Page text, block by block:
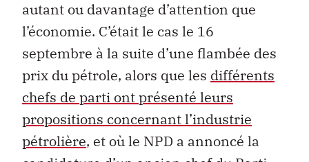
autant ou davantage d’attention que
l’économie. C’était le cas le 16
septembre à la suite d’une flambée des
prix du pétrole, alors que les différents
chefs de parti ont présenté leurs
propositions concernant l’industrie
pétrolière, et où le NPD a annoncé la